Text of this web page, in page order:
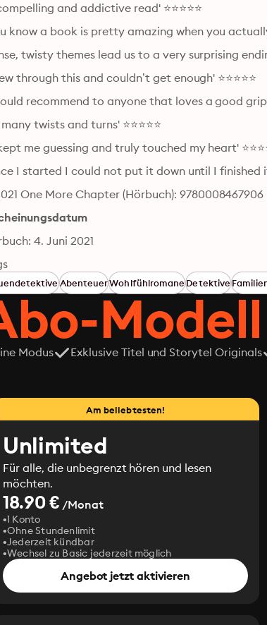
and addictive read' ⭐⭐⭐⭐⭐
know a book is pretty amazing when you actually
twisty themes lead us to a very surprising
through this and couldn’t get enough' ⭐⭐⭐⭐⭐
recommend to anyone that loves a good
many twists and turns' ⭐⭐⭐⭐⭐
me guessing and truly touched my heart'
I started I could not put it down until I finished it'
One More Chapter (Hörbuch): 9780008467906
4. Juni 2021
AbenteuerWohlfühlromaneDetektive
Modell
Modus Exklusive Titel und Storytel Originals
Am beliebtesten!
Unlimited
Für alle, die unbegrenzt hören und lesen
möchten.
18.90 € /Monat
1 Konto
Ohne Stundenlimit
Jederzeit kündbar
Wechsel zu Basic jederzeit möglich
Angebot jetzt aktivieren